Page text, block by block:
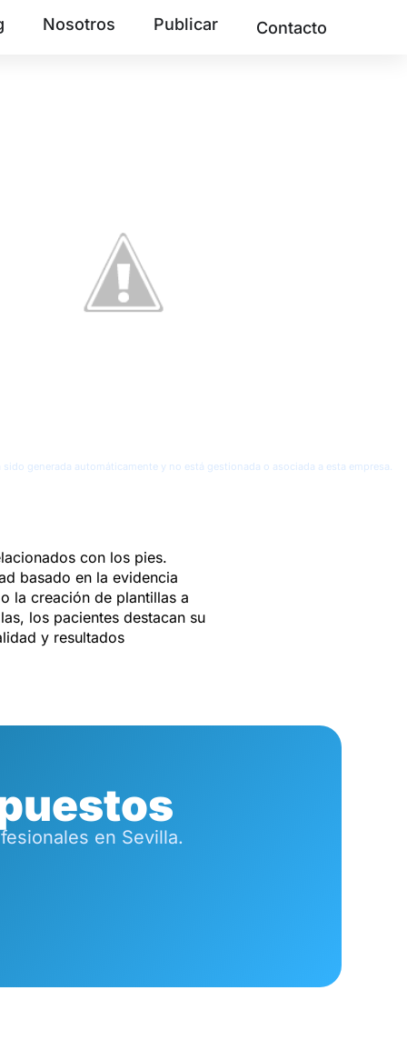
Nosotros Publicar Contacto
sido generada automáticamente y no está gestionada o asociada a esta empresa.
con los pies.
basado en la evidencia
la creación de plantillas a
los pacientes destacan su
y resultados
en Sevilla.